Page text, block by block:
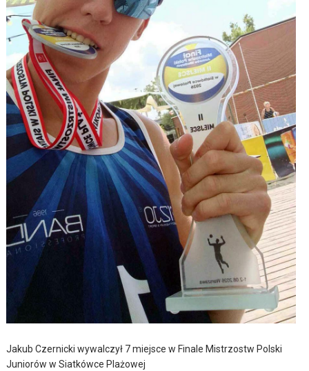
Jakub Czernicki wywalczył 7 miejsce w Finale Mistrzostw Polski
Juniorów w Siatkówce Plażowej